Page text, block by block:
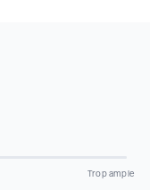
Trop ample